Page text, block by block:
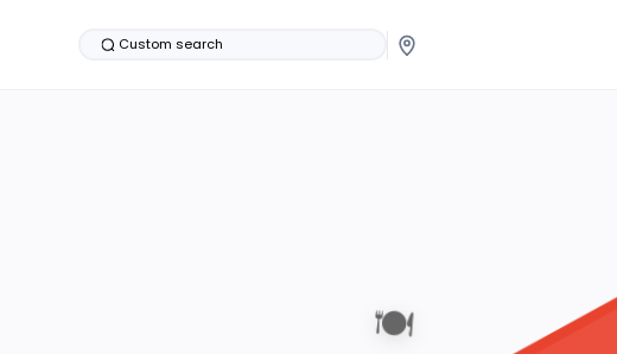
Custom search
🍽️